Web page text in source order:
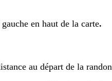
en haut de la carte.
au départ de la